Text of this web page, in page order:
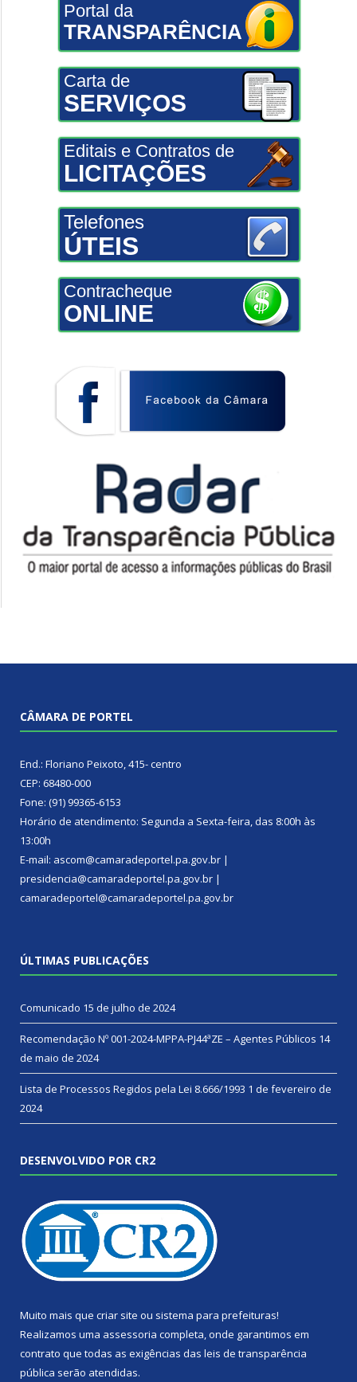
Portal da
TRANSPARÊNCIA
Carta de
SERVIÇOS
Editais e Contratos de
LICITAÇÕES
Telefones
ÚTEIS
Contracheque
ONLINE
CÂMARA DE PORTEL
End.: Floriano Peixoto, 415- centro
CEP: 68480-000
Fone: (91) 99365-6153
Horário de atendimento: Segunda a Sexta-feira, das 8:00h às
13:00h
E-mail: ascom@camaradeportel.pa.gov.br |
presidencia@camaradeportel.pa.gov.br |
camaradeportel@camaradeportel.pa.gov.br
ÚLTIMAS PUBLICAÇÕES
Comunicado 15 de julho de 2024
Recomendação Nº 001-2024-MPPA-PJ44ªZE – Agentes Públicos 14
de maio de 2024
Lista de Processos Regidos pela Lei 8.666/1993 1 de fevereiro de
2024
DESENVOLVIDO POR CR2
Muito mais que criar site ou sistema para prefeituras!
Realizamos uma assessoria completa, onde garantimos em
contrato que todas as exigências das leis de transparência
pública serão atendidas.